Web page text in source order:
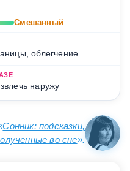
Смешанный
облегчение
наружу
Сонник: подсказки,
во сне».